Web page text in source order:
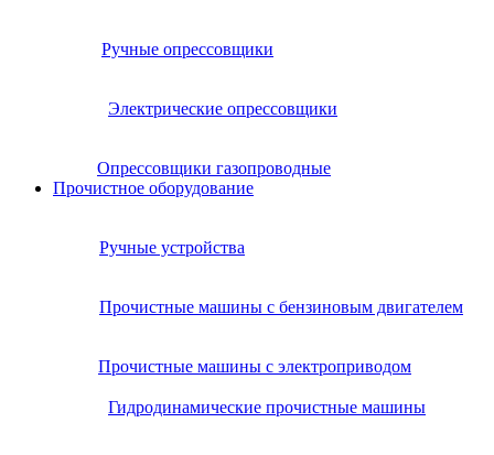
Ручные опрессовщики
Электрические опрессовщики
Опрессовщики газопроводные
Прочистное оборудование
Ручные устройства
Прочистные машины с бензиновым двигателем
Прочистные машины с электроприводом
Гидродинамические прочистные машины